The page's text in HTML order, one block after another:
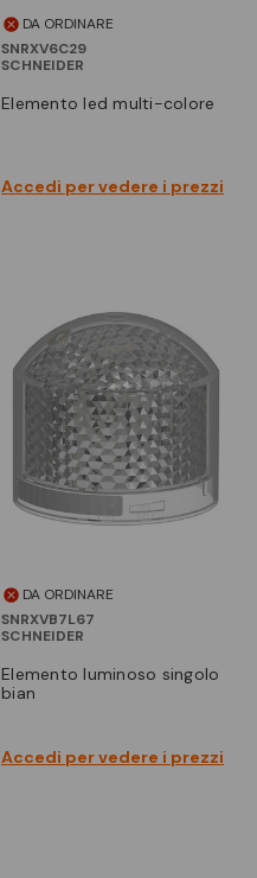
DA ORDINARE
SNRXV6C29
SCHNEIDER
elemento led multi-colore
Accedi per vedere i prezzi
DA ORDINARE
SNRXVB7L67
SCHNEIDER
elemento luminoso singolo
bian
Accedi per vedere i prezzi